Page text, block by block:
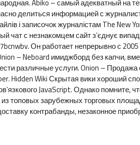
делиться информацией с
і записочок журналістам The
с незнакомцем сайт з’єднує
Он работает непрерывно с
– Neboard имиджборд без капчи,
различные услуги. Onion –
Hidden Wiki Скрытая вики хороший
JavaScript. Однако
из топовых зарубежных торговых
контрабанды, незаконное